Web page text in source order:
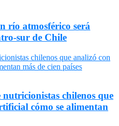
río atmosférico será
sur de Chile
chilenos que
cómo se alimentan